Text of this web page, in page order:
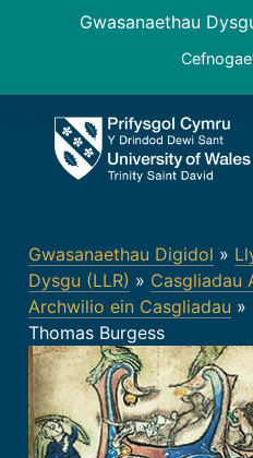
Gwasanaethau
Gwasanaethau Digidol »
Dysgu (LLR) » Casgliadau
Archwilio ein Casgliadau »
Thomas Burgess